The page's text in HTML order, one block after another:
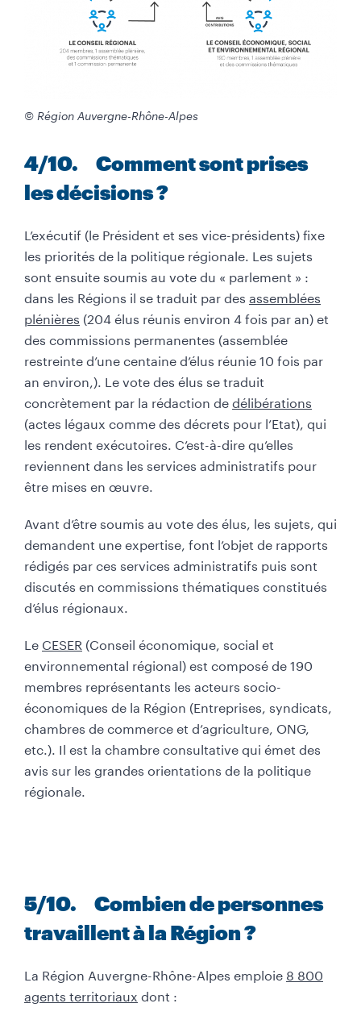
© Région Auvergne-Rhône-Alpes
4/10. Comment sont prises
les décisions ?
L’exécutif (le Président et ses vice-présidents) fixe
les priorités de la politique régionale. Les sujets
sont ensuite soumis au vote du « parlement » :
dans les Régions il se traduit par des assemblées
plénières (204 élus réunis environ 4 fois par an) et
des commissions permanentes (assemblée
restreinte d’une centaine d’élus réunie 10 fois par
an environ,). Le vote des élus se traduit
concrètement par la rédaction dedélibérations
(actes légaux comme des décrets pour l’Etat), qui
les rendent exécutoires. C’est-à-dire qu’elles
reviennent dans les services administratifs pour
être mises en œuvre.
Avant d’être soumis au vote des élus, les sujets, qui
demandent une expertise, font l’objet de rapports
rédigés par ces services administratifs puis sont
discutés en commissions thématiques constitués
d’élus régionaux.
Le CESER (Conseil économique, social et
environnemental régional) est composé de 190
membres représentants les acteurs socio-
économiques de la Région (Entreprises, syndicats,
chambres de commerce et d’agriculture, ONG,
etc.). Il est la chambre consultative qui émet des
avis sur les grandes orientations de la politique
régionale.
5/10. Combien de personnes
travaillent à la Région ?
La Région Auvergne-Rhône-Alpes emploie 8 800
agents territoriaux dont :